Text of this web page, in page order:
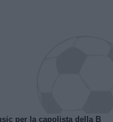
per la capolista della B